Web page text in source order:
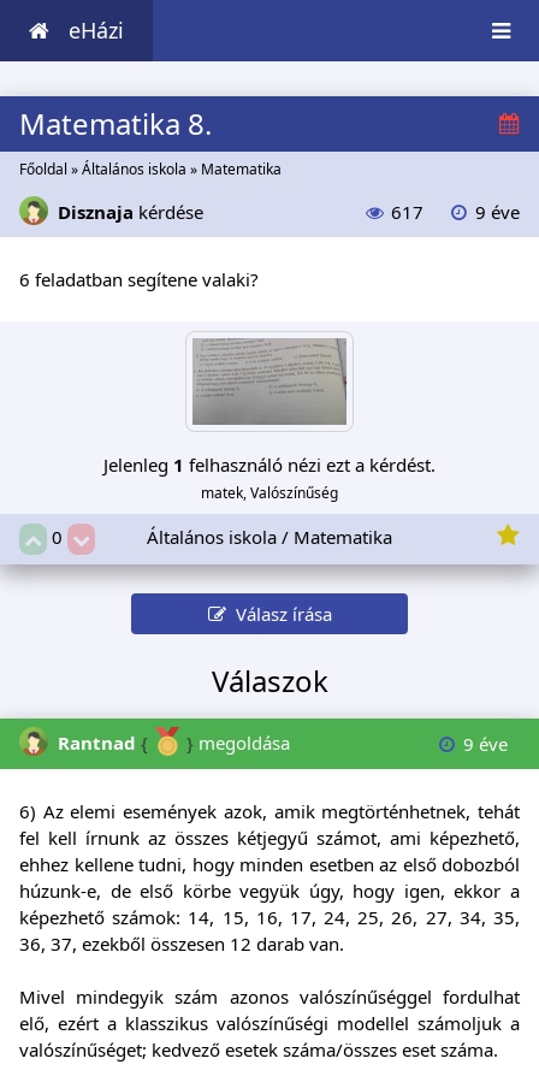
eHázi
Matematika 8.
Főoldal »Általános iskola » Matematika
Disznaja kérdése 617 9 éve
6 feladatban segítene valaki?
Jelenleg 1 felhasználó nézi ezt a kérdést.
matek, Valószínűség
0 Általános iskola / Matematika
Válasz írása
Válaszok
Rantnad { } megoldása 9 éve
6) Az elemi események azok, amik megtörténhetnek, tehát
fel kell írnunk az összes kétjegyű számot, ami képezhető,
ehhez kellene tudni, hogy minden esetben az első dobozból
húzunk-e, de első körbe vegyük úgy, hogy igen, ekkor a
képezhető számok: 14, 15, 16, 17, 24, 25, 26, 27, 34, 35,
36, 37, ezekből összesen 12 darab van.
Mivel mindegyik szám azonos valószínűséggel fordulhat
elő, ezért a klasszikus valószínűségi modellel számoljuk a
valószínűséget; kedvező esetek száma/összes eset száma.